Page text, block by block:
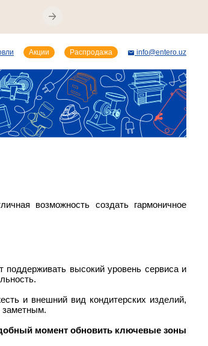
возможность создать гармоничное
высокий уровень сервиса и
и внешний вид кондитерских изделий,
заметным.
момент обновить ключевые зоны
Акции Распродажа info@entero.uz